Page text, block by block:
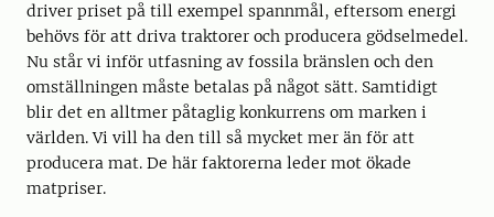
driver priset på till exempel spannmål, eftersom energi
behövs för att driva traktorer och producera gödselmedel.
Nu står vi inför utfasning av fossila bränslen och den
omställningen måste betalas på något sätt. Samtidigt
blir det en alltmer påtaglig konkurrens om marken i
världen. Vi vill ha den till så mycket mer än för att
producera mat. De här faktorerna leder mot ökade
matpriser.